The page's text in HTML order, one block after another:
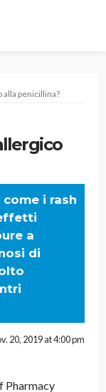
alla penicillina?
i rash
a
di
20, 2019 at 4:00 pm
Pharmacy